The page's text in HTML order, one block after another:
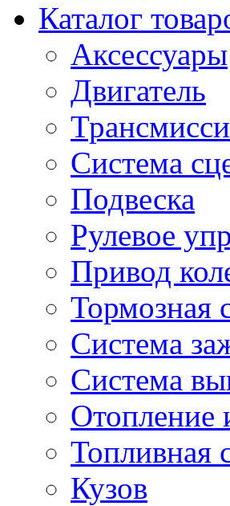
Каталог
Аксессуары
Двигатель
Система
Подвеска
Рулевое
Привод
Тормозная
Система
Система
Отопление
Топливная
Кузов